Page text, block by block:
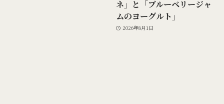
ネ」と「ブルーベリージャ
ムのヨーグルト」
2026年8月1日